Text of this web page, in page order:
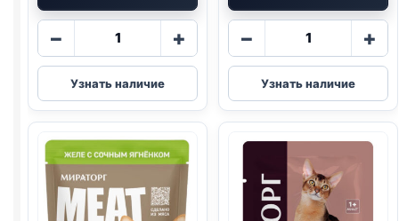
−
Количество
Мираторг
MEAT
рагу
КУРИЦА)
+
Узнать наличие
−
Количество
Мираторг
EXTRA
MEAT
80г
+
Узнать наличие